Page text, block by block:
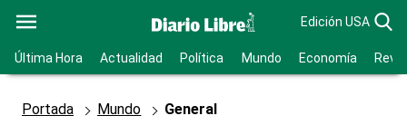
Edición USA
Última Hora Actualidad Política Mundo Economía
Portada Mundo General